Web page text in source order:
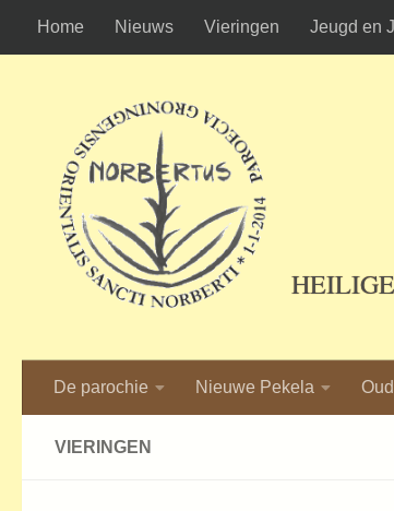
Ga naar de inhoud
Home Nieuws Vieringen Jeugd en
De parochie Nieuwe Pekela
VIERINGEN